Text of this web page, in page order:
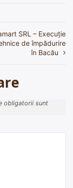
SRL – Execuție
de împădurire
în Bacău
obligatorii sunt